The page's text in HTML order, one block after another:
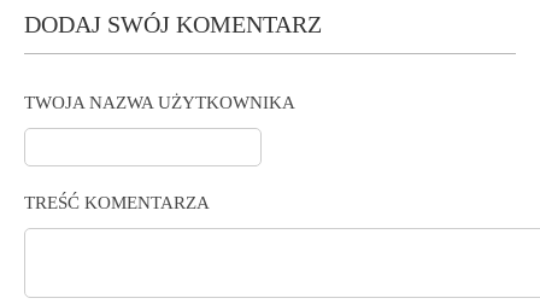
DODAJ SWÓJ KOMENTARZ
TWOJA NAZWA UŻYTKOWNIKA
TREŚĆ KOMENTARZA